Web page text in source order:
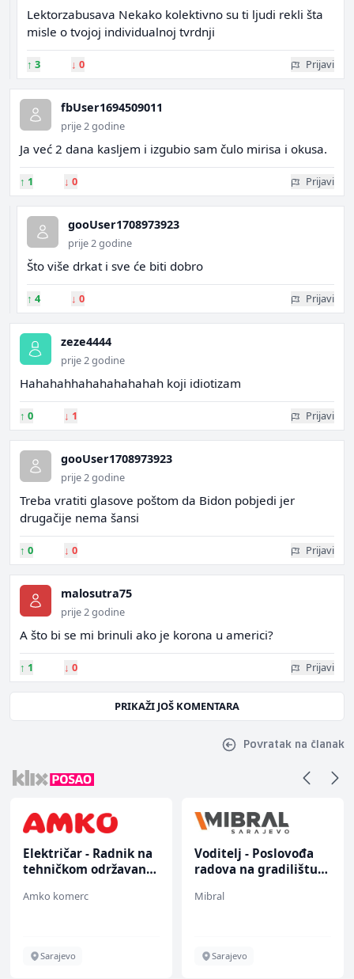
Lektorzabusava Nekako kolektivno su ti ljudi rekli šta
misle o tvojoj individualnoj tvrdnji
↑ 3 ↓ 0 Prijavi
fbUser1694509011
prije 2 godine
Ja već 2 dana kasljem i izgubio sam čulo mirisa i okusa.
↑ 1 ↓ 0 Prijavi
gooUser1708973923
prije 2 godine
Što više drkat i sve će biti dobro
↑ 4 ↓ 0 Prijavi
zeze4444
prije 2 godine
Hahahahhahahahahahah koji idiotizam
↑ 0 ↓ 1 Prijavi
gooUser1708973923
prije 2 godine
Treba vratiti glasove poštom da Bidon pobjedi jer
drugačije nema šansi
↑ 0 ↓ 0 Prijavi
malosutra75
prije 2 godine
A što bi se mi brinuli ako je korona u americi?
↑ 1 ↓ 0 Prijavi
PRIKAŽI JOŠ KOMENTARA
Povratak na članak
Električar - Radnik na
tehničkom održavanju
Amko komerc
Sarajevo
Voditelj - Poslovođa
radova na gradilištu
Mibral
Sarajevo